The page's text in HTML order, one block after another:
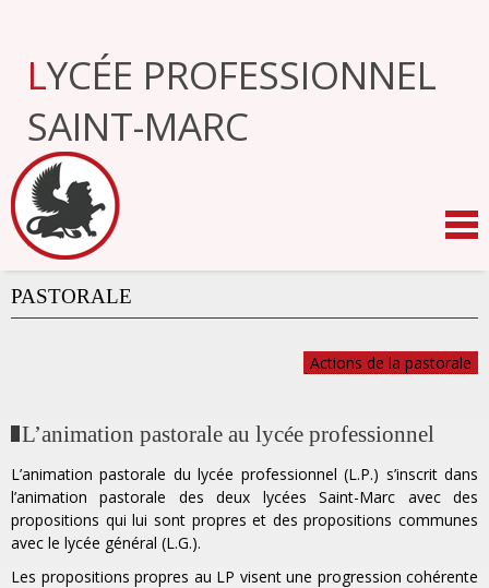
navigation
LYCÉE PROFESSIONNEL
SAINT-MARC
PASTORALE
Actions de la pastorale
L’animation pastorale au lycée professionnel
L’animation pastorale du lycée professionnel (L.P.) s’inscrit dans
l’animation pastorale des deux lycées Saint-Marc avec des
propositions qui lui sont propres et des propositions communes
avec le lycée général (L.G.).
Les propositions propres au LP visent une progression cohérente